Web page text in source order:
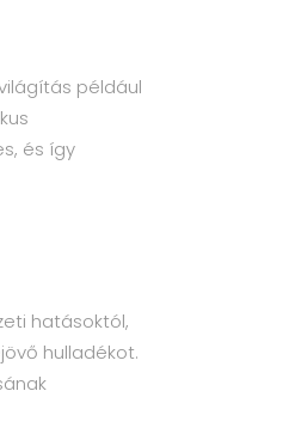
például
és így
hatásoktól,
hulladékot.